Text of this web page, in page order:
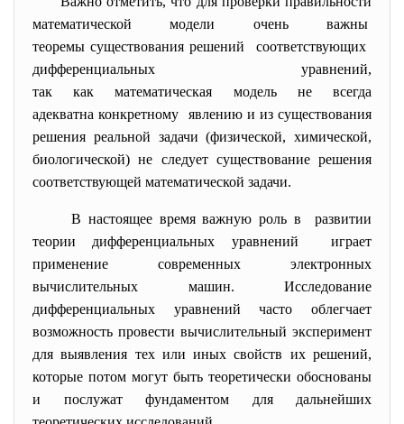
математической модели очень важны
теоремы существования решений соответствующих
дифференциальных уравнений,
так как математическая модель не всегда
адекватна конкретному явлению и из существования
решения реальной задачи (физической, химической,
биологической) не следует существование решения
соответствующей математической задачи.
В настоящее время важную роль в развитии
теории дифференциальных уравнений играет
применение современных электронных
вычислительных машин. Исследование
дифференциальных уравнений часто облегчает
возможность провести вычислительный эксперимент
для выявления тех или иных свойств их решений,
которые потом могут быть теоретически обоснованы
и послужат фундаментом для дальнейших